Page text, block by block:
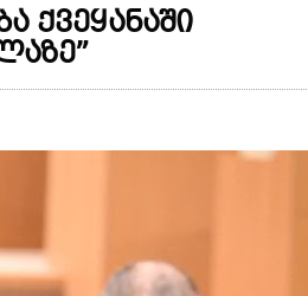
ქვეყანაში